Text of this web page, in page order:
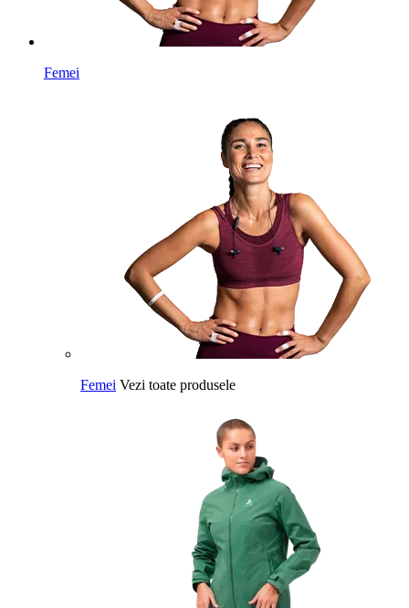
Femei
Femei Vezi toate produsele